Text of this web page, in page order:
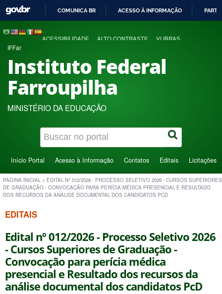
COMUNICA BR ACESSO À INFORMAÇÃO
ACESSIBILIDADE ALTO CONTRASTE VLIBRAS
IFFar
Instituto Federal
Farroupilha
MINISTÉRIO DA EDUCAÇÃO
Início Portal Acesso à Informação Contatos Editais Licitações
PÁGINA INICIAL > EDITAL Nº 012/2026 - PROCESSO SELETIVO 2026 - CURSOS SUPERIORES
DE GRADUAÇÃO - CONVOCAÇÃO PARA PERÍCIA MÉDICA PRESENCIAL E RESULTADO
DOS RECURSOS DA ANÁLISE DOCUMENTAL DOS CANDIDATOS PCD
EDITAIS
Edital nº 012/2026 - Processo Seletivo 2026
- Cursos Superiores de Graduação -
Convocação para perícia médica
presencial e Resultado dos recursos da
análise documental dos candidatos PcD